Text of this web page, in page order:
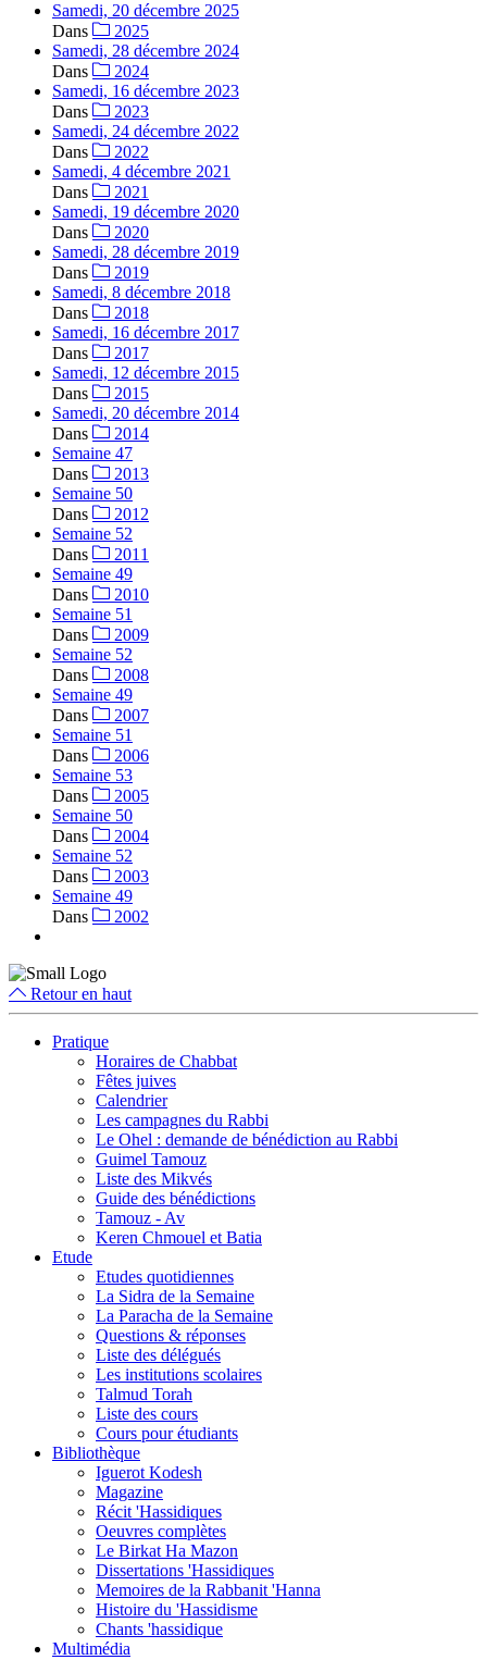
Samedi, 20 décembre 2025
Dans
2025
Samedi, 28 décembre 2024
Dans
2024
Samedi, 16 décembre 2023
Dans
2023
Samedi, 24 décembre 2022
Dans
2022
Samedi, 4 décembre 2021
Dans
2021
Samedi, 19 décembre 2020
Dans
2020
Samedi, 28 décembre 2019
Dans
2019
Samedi, 8 décembre 2018
Dans
2018
Samedi, 16 décembre 2017
Dans
2017
Samedi, 12 décembre 2015
Dans
2015
Samedi, 20 décembre 2014
Dans
2014
Semaine 47
Dans
2013
Semaine 50
Dans
2012
Semaine 52
Dans
2011
Semaine 49
Dans
2010
Semaine 51
Dans
2009
Semaine 52
Dans
2008
Semaine 49
Dans
2007
Semaine 51
Dans
2006
Semaine 53
Dans
2005
Semaine 50
Dans
2004
Semaine 52
Dans
2003
Semaine 49
Dans
2002
Retour en haut
Pratique
Horaires de Chabbat
Fêtes juives
Calendrier
Les campagnes du Rabbi
Le Ohel : demande de bénédiction au Rabbi
Guimel Tamouz
Liste des Mikvés
Guide des bénédictions
Tamouz - Av
Keren Chmouel et Batia
Etude
Etudes quotidiennes
La Sidra de la Semaine
La Paracha de la Semaine
Questions & réponses
Liste des délégués
Les institutions scolaires
Talmud Torah
Liste des cours
Cours pour étudiants
Bibliothèque
Iguerot Kodesh
Magazine
Récit 'Hassidiques
Oeuvres complètes
Le Birkat Ha Mazon
Dissertations 'Hassidiques
Memoires de la Rabbanit 'Hanna
Histoire du 'Hassidisme
Chants 'hassidique
Multimédia